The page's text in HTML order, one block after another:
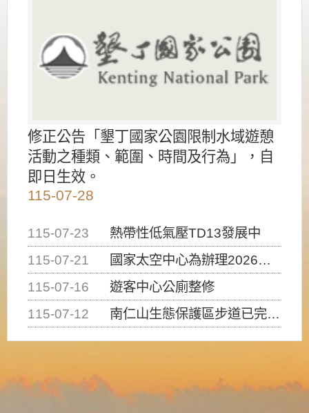
修正公告「墾丁國家公園限制水域遊憩
活動之種類、範圍、時間及行為」，自
即日生效。
115-07-28
115-07-23
熱帶性低氣壓TD13發展中
115-07-21
國家太空中心為辦理2026台灣盃火箭競賽，陸、海、空域警戒及協調相關事宜，因颱風備案事宜
115-07-16
遊客中心公廁整修
115-07-12
南仁山生態保護區步道已完成修復，自115年7月13日（星期一）起恢復開放入園，歡迎民眾依規定申請入園....